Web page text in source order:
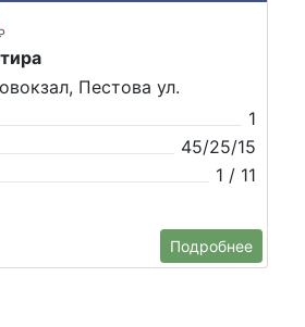
Пестова ул.
1
45/25/15
1 / 11
Подробнее